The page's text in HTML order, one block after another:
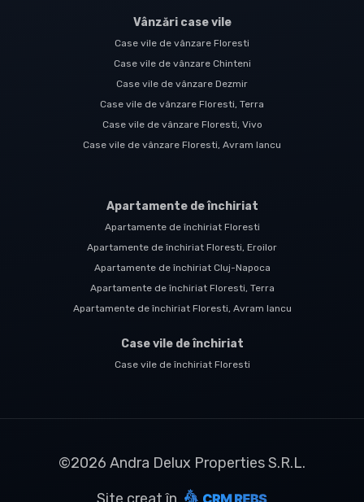
Vânzări case vile
Case vile de vânzare Floresti
Case vile de vânzare Chinteni
Case vile de vânzare Dezmir
Case vile de vânzare Floresti, Terra
Case vile de vânzare Floresti, Vivo
Case vile de vânzare Floresti, Avram Iancu
Apartamente de închiriat
Apartamente de închiriat Floresti
Apartamente de închiriat Floresti, Eroilor
Apartamente de închiriat Cluj-Napoca
Apartamente de închiriat Floresti, Terra
Apartamente de închiriat Floresti, Avram Iancu
Case vile de închiriat
Case vile de închiriat Floresti
©2026 Andra Delux Properties S.R.L.